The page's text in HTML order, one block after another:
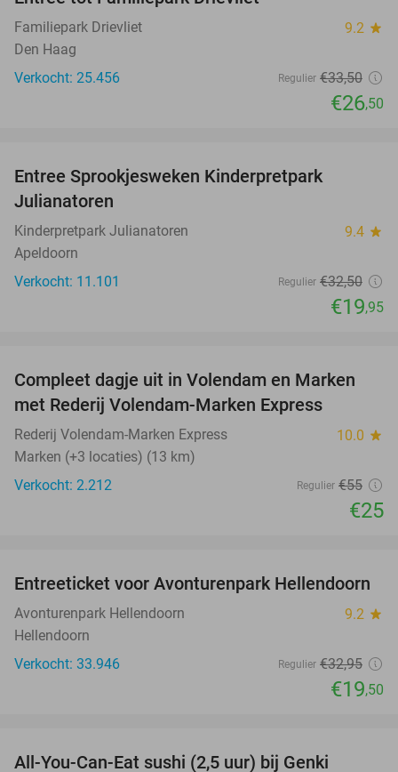
Familiepark Drievliet 9.2 star
Den Haag
Verkocht: 25.456
Regulier €33,50
€26,50
Entree Sprookjesweken Kinderpretpark
Julianatoren
Kinderpretpark Julianatoren 9.4 star
Apeldoorn
Verkocht: 11.101
Regulier €32,50
€19,95
55%
Compleet dagje uit in Volendam en Marken
met Rederij Volendam-Marken Express
Rederij Volendam-Marken Express 10.0 star
Marken (+3 locaties) (13 km)
Verkocht: 2.212
Regulier €55
€25
41%
Entreeticket voor Avonturenpark Hellendoorn
Avonturenpark Hellendoorn 9.2 star
Hellendoorn
Verkocht: 33.946
Regulier €32,95
€19,50
All-You-Can-Eat sushi (2,5 uur) bij Genki